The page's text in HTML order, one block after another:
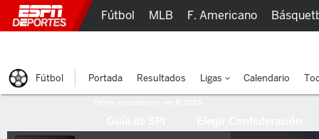
Fútbol MLB F. Americano
Fútbol Portada Resultados Ligas Calendario